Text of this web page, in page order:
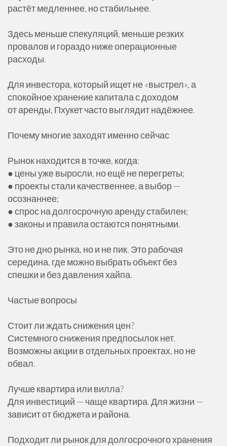
растёт медленнее, но стабильнее.
Здесь меньше спекуляций, меньше резких
провалов и гораздо ниже операционные
расходы.
Для инвестора, который ищет не «выстрел», а
спокойное хранение капитала с доходом
от аренды, Пхукет часто выглядит надёжнее.
Почему многие заходят именно сейчас
Рынок находится в точке, когда:
● цены уже выросли, но ещё не перегреты;
● проекты стали качественнее, а выбор —
осознаннее;
● спрос на долгосрочную аренду стабилен;
● законы и правила остаются понятными.
Это не дно рынка, но и не пик. Это рабочая
середина, где можно выбрать объект без
спешки и без давления хайпа.
Частые вопросы
Стоит ли ждать снижения цен?
Системного снижения предпосылок нет.
Возможны акции в отдельных проектах, но не
обвал.
Лучше квартира или вилла?
Для инвестиций — чаще квартира. Для жизни —
зависит от бюджета и района.
Подходит ли рынок для долгосрочного хранения